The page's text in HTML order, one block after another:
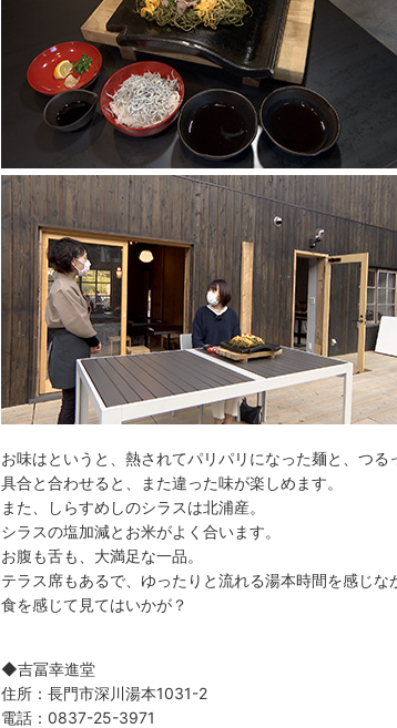
お味はというと、熱されてパリパリになった麺と、つる
具合と合わせると、また違った味が楽しめます。
また、しらすめしのシラスは北浦産。
シラスの塩加減とお米がよく合います。
お腹も舌も、大満足な一品。
テラス席もあるで、ゆったりと流れる湯本時間を感じな
食を感じて見てはいかが？
◆吉冨幸進堂
住所：長門市深川湯本1031-2
電話：0837-25-3971